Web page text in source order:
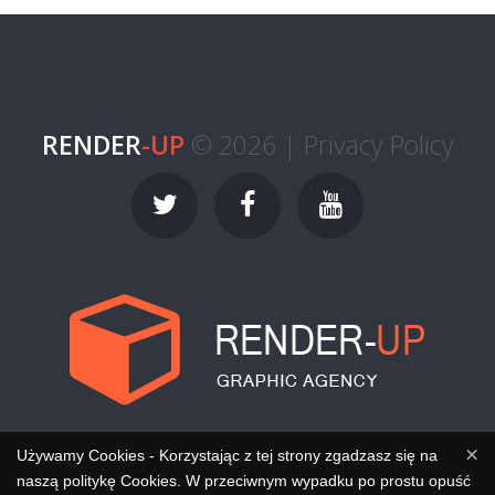
RENDER-UP © 2026 | Privacy Policy
×
Używamy Cookies - Korzystając z tej strony zgadzasz się na
naszą politykę Cookies. W przeciwnym wypadku po prostu opuść